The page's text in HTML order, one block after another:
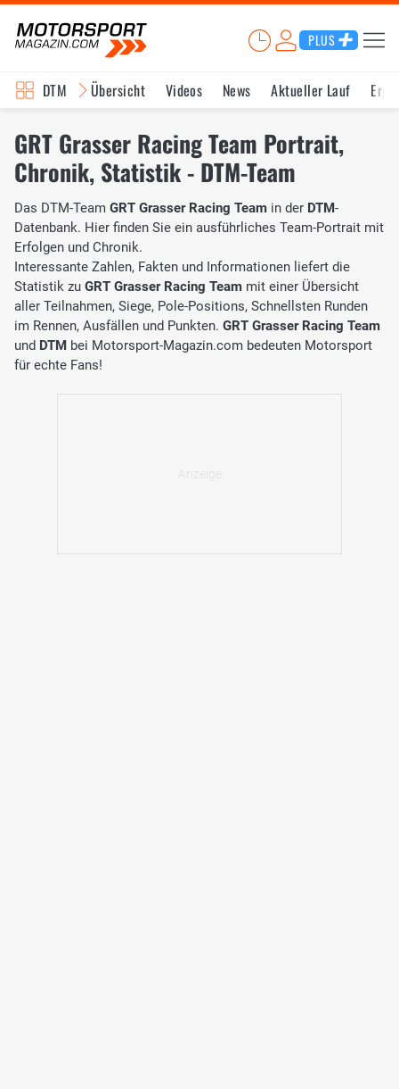
PLUS
DTM Übersicht Videos News Aktueller Lauf
GRT Grasser Racing Team Portrait,
Chronik, Statistik - DTM-Team
Das DTM-Team GRT Grasser Racing Team in der DTM-
Datenbank. Hier finden Sie ein ausführliches Team-Portrait mit
Erfolgen und Chronik.
Interessante Zahlen, Fakten und Informationen liefert die
Statistik zu GRT Grasser Racing Team mit einer Übersicht
aller Teilnahmen, Siege, Pole-Positions, Schnellsten Runden
im Rennen, Ausfällen und Punkten. GRT Grasser Racing Team
und DTM bei Motorsport-Magazin.com bedeuten Motorsport
für echte Fans!